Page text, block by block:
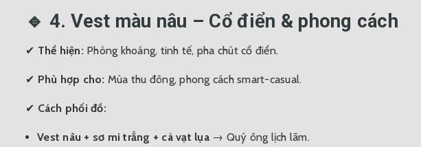
🔹 4. Vest màu nâu – Cổ điển & phong cách
✔ Thể hiện: Phóng khoáng, tinh tế, pha chút cổ điển.
✔ Phù hợp cho: Mùa thu đông, phong cách smart-casual.
✔ Cách phối đồ:
Vest nâu + sơ mi trắng + cà vạt lụa→ Quý ông lịch lãm.